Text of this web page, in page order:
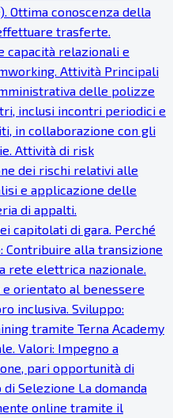
Ottima conoscenza della
trasferte.
capacità relazionali e
Attività Principali
delle polizze
inclusi incontri periodici e
in collaborazione con gli
Attività di risk
dei rischi relativi alle
e applicazione delle
di appalti.
capitolati di gara. Perché
Contribuire alla transizione
rete elettrica nazionale.
orientato al benessere
inclusiva. Sviluppo:
tramite Terna Academy
Valori: Impegno a
pari opportunità di
Selezione La domanda
online tramite il